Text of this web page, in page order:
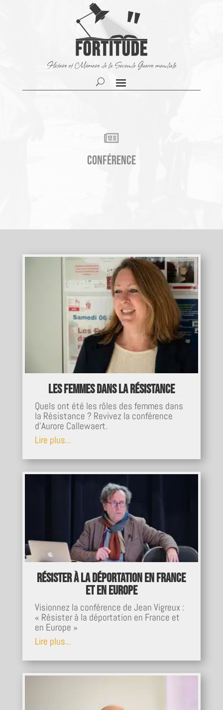
Histoire et Mémoire de la Seconde Guerre mondiale

Conférence
Les femmes dans la Résistance
Quels ont été les rôles des femmes dans
la Résistance ? Revivez la conférence
d'Aurore Callewaert.
Lire plus...
Résister à la Déportation en France
et en Europe
Visionnez la conférence de Jean Vigreux :
« Résister à la déportation en France et
en Europe »
Lire plus...